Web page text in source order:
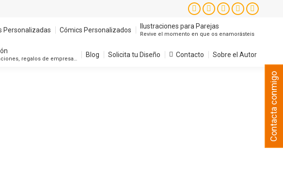
Instagram
page
opens
in
Facebook
page
opens
in
X
opens
in
YouTube
opens
in
opens
in
new
window
Personalizadas Cómics Personalizados Ilustraciones para Parejas
Revive el momento en que os enamorásteis
regalos de empresa…
Blog Solicita tu Diseño Contacto Sobre el Autor
Contacta conmigo